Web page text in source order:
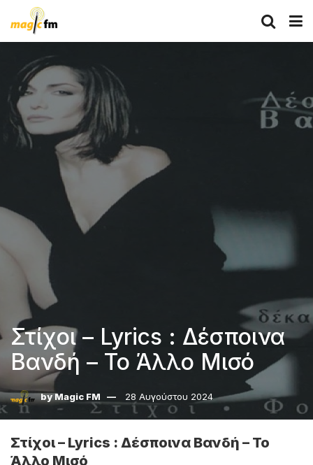
Στίχοι – Lyrics : Δέσποινα
Βανδή – Το Άλλο Μισό
byMagic FM 28 Αυγούστου 2024
Στίχοι – Lyrics : Δέσποινα Βανδή – Το
Άλλο Μισό